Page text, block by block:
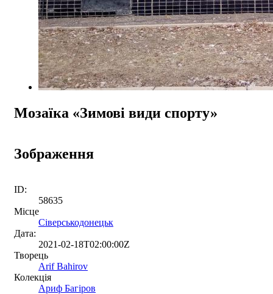
Мозаїка «Зимові види спорту»
Зображення
ID:
58635
Місце
Сіверськодонецьк
Дата:
2021-02-18T02:00:00Z
Творець
Arif Bahirov
Колекція
Ариф Багіров